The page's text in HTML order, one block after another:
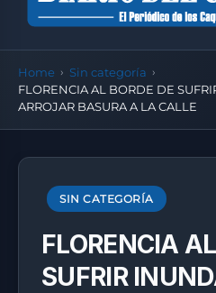
Home
Sin categoría
FLORENCIA AL BORDE DE
ARROJAR BASURA A LA CALLE
SIN CATEGORÍA
FLORENCIA
SUFRIR